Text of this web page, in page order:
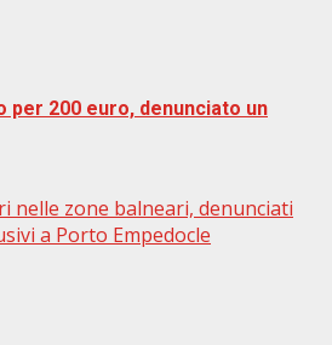
per 200 euro, denunciato un
nelle zone balneari, denunciati
a Porto Empedocle